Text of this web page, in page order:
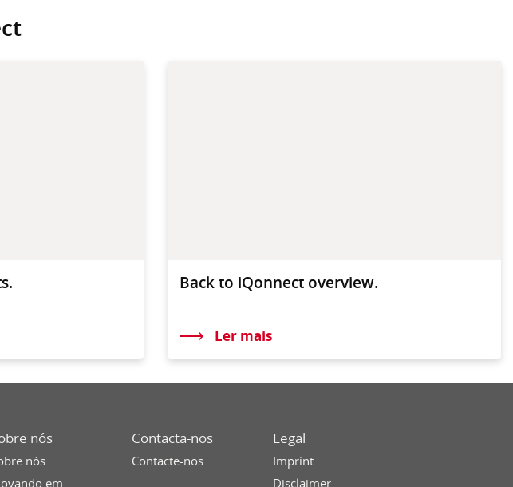
Back to iQonnect overview.
Ler mais
nós
nós
em
Contacta-nos
Contacte-nos
Legal
Imprint
Disclaimer